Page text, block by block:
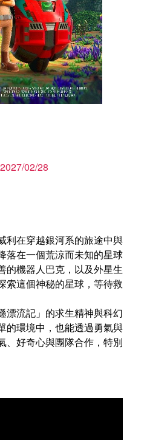
02/28
利在穿越銀河系的旅途中與
落在一個荒涼而未知的星球
的機器人巴克，以及外星生
索這個神秘的星球，等待救
漂流記」的求生精神與科幻
的環境中，也能透過勇氣與
、好奇心與團隊合作，特別